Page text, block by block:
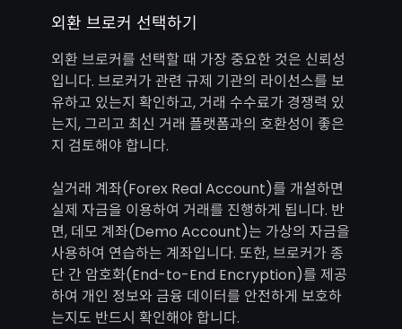
외환 브로커 선택하기
외환 브로커를 선택할 때 가장 중요한 것은 신뢰성
입니다. 브로커가 관련 규제 기관의 라이선스를 보
유하고 있는지 확인하고, 거래 수수료가 경쟁력 있
는지, 그리고 최신 거래 플랫폼과의 호환성이 좋은
지 검토해야 합니다.
실거래 계좌(Forex Real Account)를 개설하면
실제 자금을 이용하여 거래를 진행하게 됩니다. 반
면, 데모 계좌(Demo Account)는 가상의 자금을
사용하여 연습하는 계좌입니다. 또한, 브로커가 종
단 간 암호화(End-to-End Encryption)를 제공
하여 개인 정보와 금융 데이터를 안전하게 보호하
는지도 반드시 확인해야 합니다.